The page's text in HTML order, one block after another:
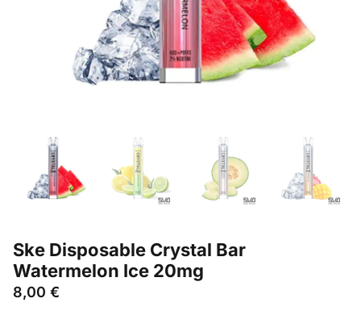
Ske Disposable Crystal Bar
Watermelon Ice 20mg
8,00 €